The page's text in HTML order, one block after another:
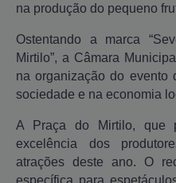
na produção do pequeno
Ostentando a marca
Mirtilo”, a Câmara
na organização do evento
sociedade e na economia
A Praça do Mirtilo, que
excelência dos
atrações deste ano. O
específica para